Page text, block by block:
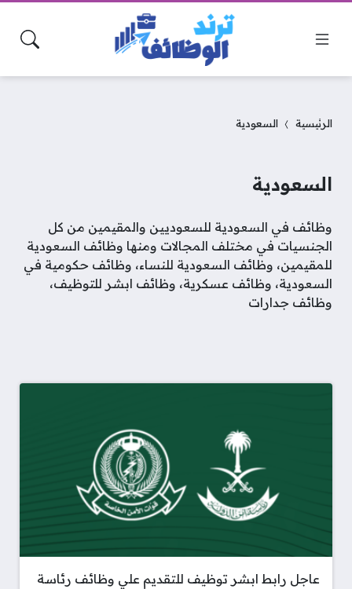
الرئيسية السعودية
السعودية
وظائف في السعودية للسعوديين والمقيمين من كل
الجنسيات في مختلف المجالات ومنها وظائف السعودية
للمقيمين، وظائف السعودية للنساء، وظائف حكومية في
السعودية، وظائف عسكرية، وظائف ابشر للتوظيف،
وظائف جدارات
عاجل رابط ابشر توظيف للتقديم علي وظائف رئاسة